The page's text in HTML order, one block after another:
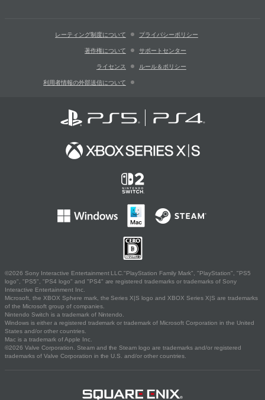
レーティング制度について プライバシーポリシー
著作権について サポートセンター
ライセンス ルール＆ポリシー
利用者情報の外部送信について
©2026 Sony Interactive Entertainment LLC."PlayStation Family Mark", "PlayStation", "PS5
logo", "PS5", "PS4 logo" and "PS4" are registered trademarks or trademarks of Sony
Interactive Entertainment Inc.
Microsoft, the XBOX Sphere mark, the Series X|S logo and XBOX Series X|S are trademarks
of the Microsoft group of companies.
Nintendo Switch is a trademark of Nintendo.
Windows is either a registered trademark or trademark of Microsoft Corporation in the United
States and/or other countries.
Mac is a trademark of Apple Inc.
©2026 Valve Corporation. Steam and the Steam logo are trademarks and/or registered
trademarks of Valve Corporation in the U.S. and/or other countries.